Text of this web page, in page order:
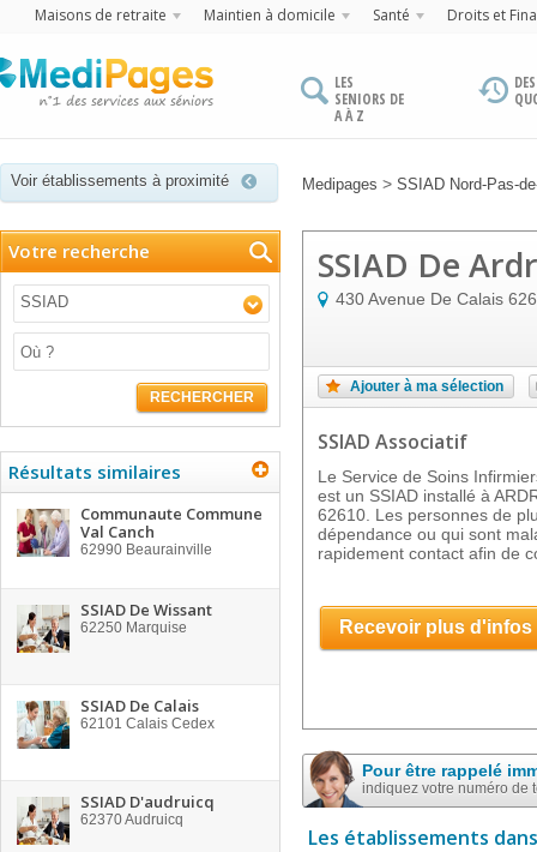
Maisons de retraite Maintien à domicile Santé Droits et
LES
SENIORS DE
A À Z
Voir établissements à proximité Medipages > SSIAD Nord-Pas-
Votre recherche
SSIAD
RECHERCHER
Résultats similaires
Communaute Commune
Val Canch
62990 Beaurainville
SSIAD De Wissant
62250 Marquise
SSIAD De Calais
62101 Calais Cedex
SSIAD D'audruicq
62370Audruicq
SSIAD De
430 Avenue De Calais
Ajouter à ma sélection
SSIAD Associatif
Le Service de Soins
est un SSIAD installé à
62610. Les personnes de
dépendance ou qui sont
rapidement contact afin de
Recevoir plus d'infos
Pour être rappelé
indiquez votre numéro de
Les établissements